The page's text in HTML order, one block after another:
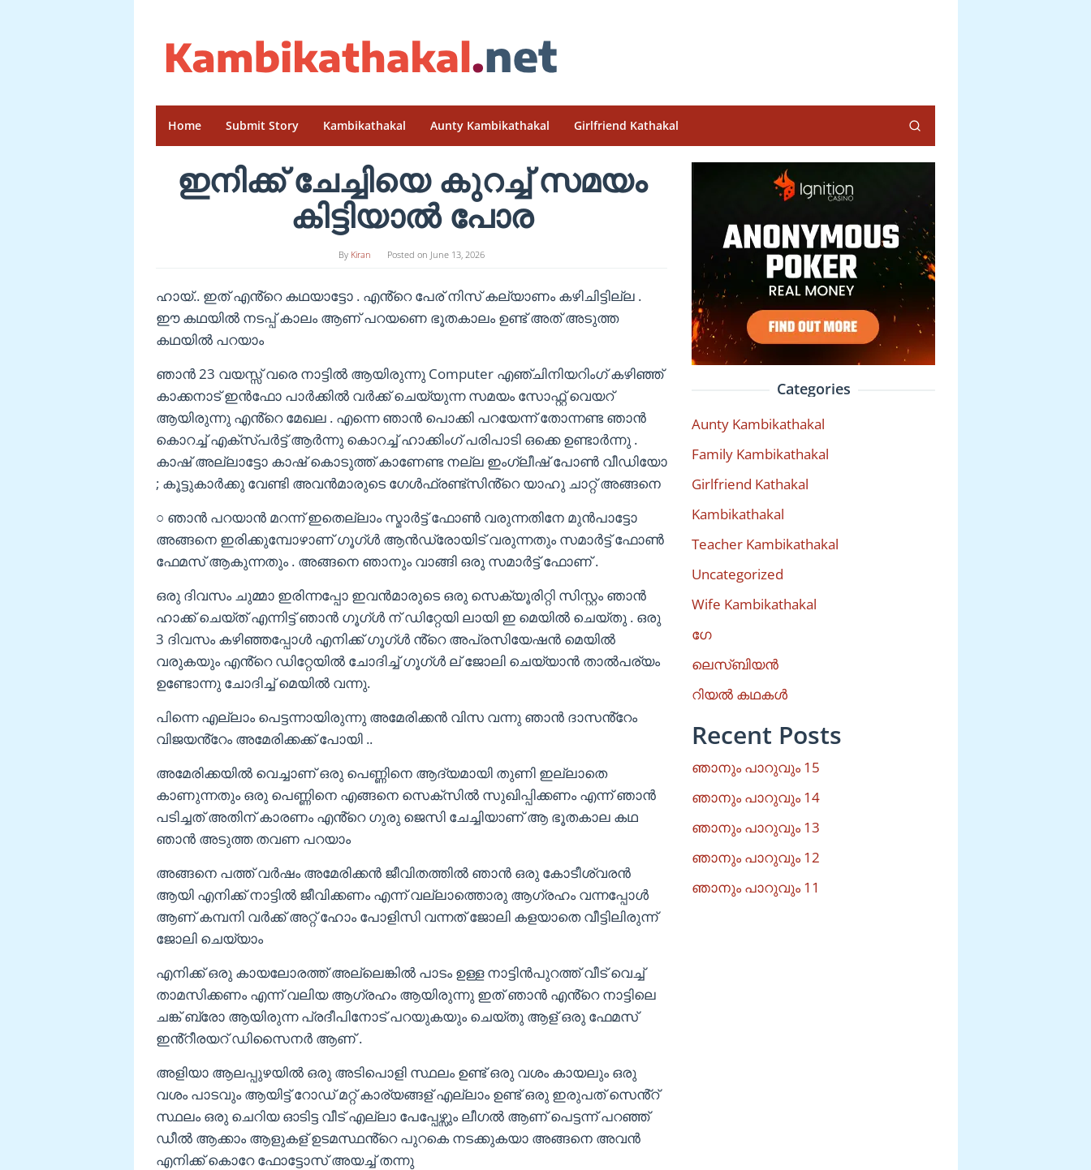
content
Home Submit Story Kambikathakal Aunty Kambikathakal Girlfriend Kathakal
ഇനിക്ക് ചേച്ചിയെ കുറച്ച് സമയം
കിട്ടിയാൽ പോര
By Kiran Posted on June 13, 2026
ഹായ്.. ഇത് എൻ്റെ കഥയാട്ടോ . എൻ്റെ പേര് നിസ് കല്യാണം കഴിചിട്ടില്ല .
ഈ കഥയിൽ നടപ്പ് കാലം ആണ് പറയണെ ഭൂതകാലം ഉണ്ട് അത് അടുത്ത
കഥയിൽ പറയാം
ഞാൻ 23 വയസ്സ് വരെ നാട്ടിൽ ആയിരുന്നു Computer എഞ്ചിനിയറിംഗ് കഴിഞ്ഞ്
കാക്കനാട് ഇൻഫോ പാർക്കിൽ വർക്ക് ചെയ്യുന്ന സമയം സോഫ്റ്റ് വെയറ്
ആയിരുന്നു എൻ്റെ മേഖല . എന്നെ ഞാൻ പൊക്കി പറയേന്ന് തോന്നണ്ട ഞാൻ
കൊറച്ച് എക്സ്പർട്ട് ആർന്നു കൊറച്ച് ഹാക്കിംഗ് പരിപാടി ഒക്കെ ഉണ്ടാർന്നു .
കാഷ് അല്ലാട്ടോ കാഷ് കൊടുത്ത് കാണേണ്ട നല്ല ഇംഗ്ലീഷ് പോൺ വീഡിയോ
; കൂട്ടുകാർക്കു വേണ്ടി അവൻമാരുടെ ഗേൾഫ്രണ്ട്സിൻ്റെ യാഹു ചാറ്റ് അങ്ങനെ
○ ഞാൻ പറയാൻ മറന്ന് ഇതെല്ലാം സ്മാർട്ട് ഫോൺ വരുന്നതിനേ മുൻപാട്ടോ
അങ്ങനെ ഇരിക്കുമ്പോഴാണ് ഗൂഗ്ൾ ആൻഡ്രോയിട് വരുന്നതും സമാർട്ട് ഫോൺ
ഫേമസ് ആകുന്നതും . അങ്ങനെ ഞാനും വാങ്ങി ഒരു സമാർട്ട് ഫോണ് .
ഒരു ദിവസം ചുമ്മാ ഇരിന്നപ്പോ ഇവൻമാരുടെ ഒരു സെക്യൂരിറ്റി സിസ്റ്റം ഞാൻ
ഹാക്ക് ചെയ്ത് എന്നിട്ട് ഞാൻ ഗൂഗ്ൾ ന് ഡിറ്റേയി ലായി ഇ മെയിൽ ചെയ്തു . ഒരു
3 ദിവസം കഴിഞ്ഞപ്പോൾ എനിക്ക് ഗൂഗ്ൾ ൻ്റെ അപ്രസിയേഷൻ മെയിൽ
വരുകയും എൻ്റെ ഡിറ്റേയിൽ ചോദിച്ച് ഗൂഗ്ൾ ല് ജോലി ചെയ്യാൻ താൽപര്യം
ഉണ്ടോന്നു ചോദിച്ച് മെയിൽ വന്നു.
പിന്നെ എല്ലാം പെട്ടന്നായിരുന്നു അമേരിക്കൻ വിസ വന്നു ഞാൻ ദാസൻ്റേം
വിജയൻ്റേം അമേരിക്കക്ക് പോയി ..
അമേരിക്കയിൽ വെച്ചാണ് ഒരു പെണ്ണിനെ ആദ്യമായി തുണി ഇല്ലാതെ
കാണുന്നതും ഒരു പെണ്ണിനെ എങ്ങനെ സെക്സിൽ സുഖിപ്പിക്കണം എന്ന് ഞാൻ
പടിച്ചത് അതിന് കാരണം എൻ്റെ ഗുരു ജെസി ചേച്ചിയാണ് ആ ഭൂതകാല കഥ
ഞാൻ അടുത്ത തവണ പറയാം
അങ്ങനെ പത്ത് വർഷം അമേരിക്കൻ ജീവിതത്തിൽ ഞാൻ ഒരു കോടീശ്വരൻ
ആയി എനിക്ക് നാട്ടിൽ ജീവിക്കണം എന്ന് വല്ലാത്തൊരു ആഗ്രഹം വന്നപ്പോൾ
ആണ് കമ്പനി വർക്ക് അറ്റ് ഹോം പോളിസി വന്നത് ജോലി കളയാതെ വീട്ടിലിരുന്ന്
ജോലി ചെയ്യാം
എനിക്ക് ഒരു കായലോരത്ത് അല്ലെങ്കിൽ പാടം ഉള്ള നാട്ടിൻപുറത്ത് വീട് വെച്ച്
താമസിക്കണം എന്ന് വലിയ ആഗ്രഹം ആയിരുന്നു ഇത് ഞാൻ എൻ്റെ നാട്ടിലെ
ചങ്ക് ബ്രോ ആയിരുന്ന പ്രദീപിനോട് പറയുകയും ചെയ്തു ആള് ഒരു ഫേമസ്
ഇൻ്റീരയറ് ഡിസൈനർ ആണ് .
അളിയാ ആലപ്പുഴയിൽ ഒരു അടിപൊളി സ്ഥലം ഉണ്ട് ഒരു വശം കായലും ഒരു
വശം പാടവും ആയിട്ട് റോഡ് മറ്റ് കാര്യങ്ങള് എല്ലാം ഉണ്ട് ഒരു ഇരുപത് സെൻ്റ്
സ്ഥലം ഒരു ചെറിയ ഓടിട്ട വീട് എല്ലാ പേപ്പേഴ്സും ലീഗൽ ആണ് പെട്ടന്ന് പറഞ്ഞ്
ഡീൽ ആക്കാം ആളുകള് ഉടമസ്ഥൻ്റെ പുറകെ നടക്കുകയാ അങ്ങനെ അവൻ
എനിക്ക് കൊറേ ഫോട്ടോസ് അയച്ച് തന്നു
Categories
Aunty Kambikathakal
Family Kambikathakal
Girlfriend Kathakal
Kambikathakal
Teacher Kambikathakal
Uncategorized
Wife Kambikathakal
ഗേ
ലെസ്ബിയൻ
റിയൽ കഥകൾ
Recent Posts
ഞാനും പാറുവും 15
ഞാനും പാറുവും 14
ഞാനും പാറുവും 13
ഞാനും പാറുവും 12
ഞാനും പാറുവും 11